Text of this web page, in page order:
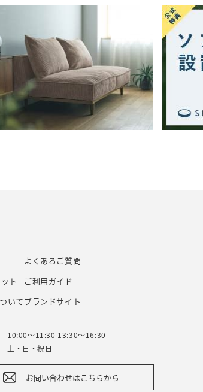
ト
いて
よくあるご質問
ご利用ガイド
ブランドサイト
10:00～11:30 13:30～16:30
土・日・祝日
お問い合わせはこちらから